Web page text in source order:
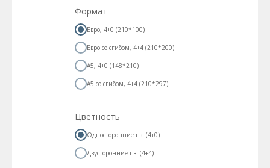
Формат
Евро, 4+0 (210*100)
Евро со сгибом, 4+4 (210*200)
А5, 4+0 (148*210)
А5 со сгибом, 4+4 (210*297)
Цветность
Односторонние цв. (4+0)
Двусторонние цв. (4+4)